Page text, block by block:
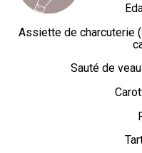
Assiette de charcuterie
Sauté de